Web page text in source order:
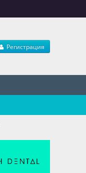
Регистрация